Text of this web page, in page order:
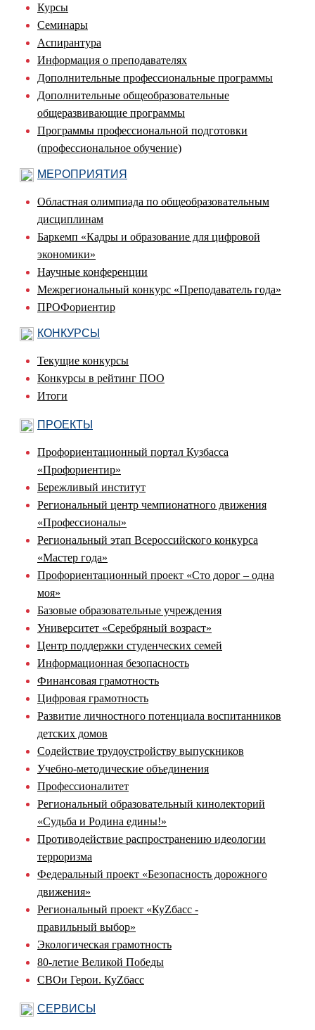
Курсы
Семинары
Аспирантура
Информация о преподавателях
Дополнительные профессиональные программы
Дополнительные общеобразовательные
общеразвивающие программы
Программы профессиональной подготовки
(профессиональное обучение)
МЕРОПРИЯТИЯ
Областная олимпиада по общеобразовательным
дисциплинам
Баркемп «Кадры и образование для цифровой
экономики»
Научные конференции
Межрегиональный конкурс «Преподаватель года»
ПРОФориентир
КОНКУРСЫ
Текущие конкурсы
Конкурсы в рейтинг ПОО
Итоги
ПРОЕКТЫ
Профориентационный портал Кузбасса
«Профориентир»
Бережливый институт
Региональный центр чемпионатного движения
«Профессионалы»
Региональный этап Всероссийского конкурса
«Мастер года»
Профориентационный проект «Сто дорог – одна
моя»
Базовые образовательные учреждения
Университет «Серебряный возраст»
Центр поддержки студенческих семей
Информационная безопасность
Финансовая грамотность
Цифровая грамотность
Развитие личностного потенциала воспитанников
детских домов
Содействие трудоустройству выпускников
Учебно-методические объединения
Профессионалитет
Региональный образовательный кинолекторий
«Судьба и Родина едины!»
Противодействие распространению идеологии
терроризма
Федеральный проект «Безопасность дорожного
движения»
Региональный проект «КуZбасс -
правильный выбор»
Экологическая грамотность
80-летие Великой Победы
СВОи Герои. КуZбасс
СЕРВИСЫ